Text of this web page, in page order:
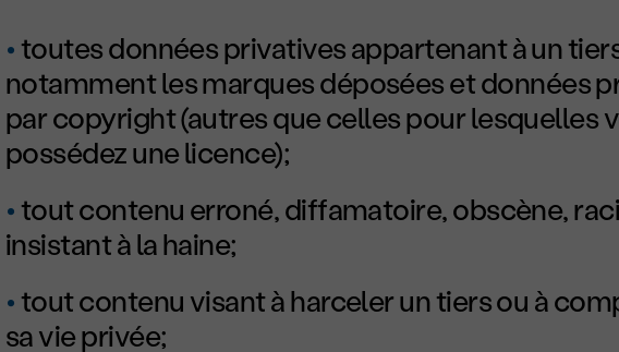
toutes données privatives appartenant à un
notamment les marques déposées et données
par copyright (autres que celles pour lesquelles
possédez une licence);
tout contenu erroné, diffamatoire, obscène,
insistant à la haine;
tout contenu visant à harceler un tiers ou à
sa vie privée;